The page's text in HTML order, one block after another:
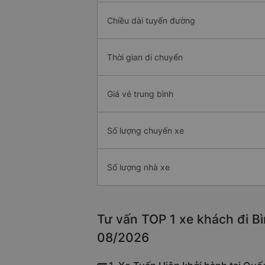
Chiều dài tuyến đường
Thời gian di chuyển
Giá vé trung bình
Số lượng chuyến xe
Số lượng nhà xe
Tư vấn TOP 1 xe khách đi
08/2026